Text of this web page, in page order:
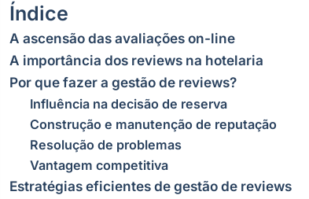
Índice
A ascensão das avaliações on-line
A importância dos reviews na hotelaria
Por que fazer a gestão de reviews?
Influência na decisão de reserva
Construção e manutenção de reputação
Resolução de problemas
Vantagem competitiva
Estratégias eficientes de gestão de reviews